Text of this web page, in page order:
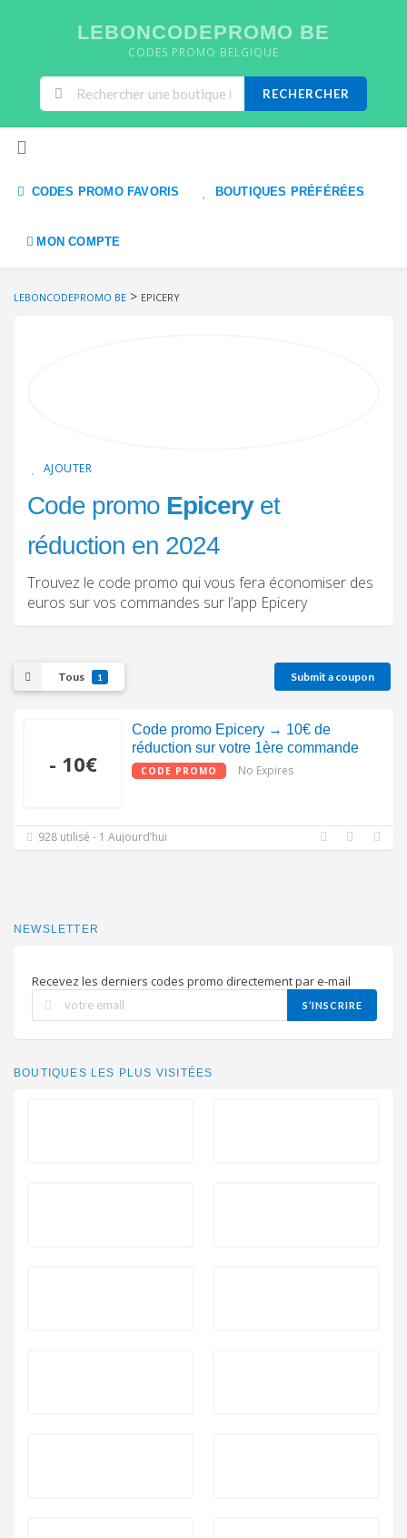
LEBONCODEPROMO BE
CODES PROMO BELGIQUE
RECHERCHER
CODES PROMO FAVORIS BOUTIQUES PRÉFÉRÉES
MON COMPTE
LEBONCODEPROMO BE > EPICERY
AJOUTER
Code promo Epiceryet
réduction en 2024
Trouvez le code promo qui vous fera économiser des
euros sur vos commandes sur l’app Epicery
Tous 1 Submit a coupon
- 10€
Code promo Epicery → 10€ de
réduction sur votre 1ère commande
CODE PROMO No Expires
928 utilisé - 1 Aujourd’hui
NEWSLETTER
Recevez les derniers codes promo directement par e-mail
S’INSCRIRE
BOUTIQUES LES PLUS VISITÉES